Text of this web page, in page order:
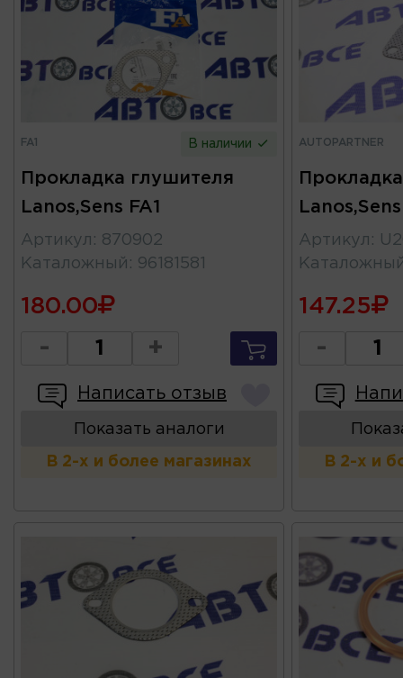
FA1 В наличии
Прокладка глушителя
Lanos,Sens FA1
Артикул : 870902
Каталожный : 96181581
180.00
- +
Написать отзыв
Показать аналоги
В 2-х и более магазинах
AUTOPARTNER
Артикул :
147.25
-
В 2-х и